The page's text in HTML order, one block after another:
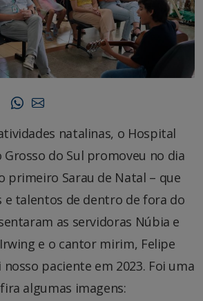
natalinas, o Hospital
Grosso do Sul promoveu no dia
primeiro Sarau de Natal – que
e talentos de dentro de fora do
as servidoras Núbia e
e o cantor mirim, Felipe
paciente em 2023. Foi uma
algumas imagens: